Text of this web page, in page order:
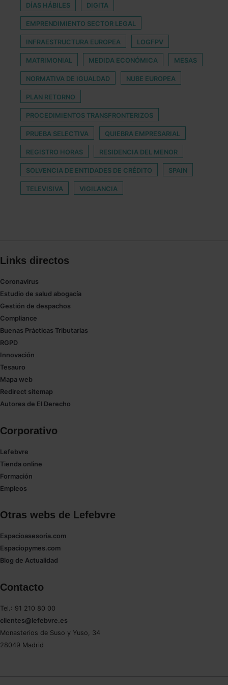
DÍAS HÁBILES DIGITA
EMPRENDIMIENTO SECTOR LEGAL
INFRAESTRUCTURA EUROPEA LOGFPV
MATRIMONIAL MEDIDA ECONÓMICA MESAS
NORMATIVA DE IGUALDAD NUBE EUROPEA
PLAN RETORNO
PROCEDIMIENTOS TRANSFRONTERIZOS
PRUEBA SELECTIVA QUIEBRA EMPRESARIAL
REGISTRO HORAS RESIDENCIA DEL MENOR
SOLVENCIA DE ENTIDADES DE CRÉDITO SPAIN
TELEVISIVA VIGILANCIA
Links directos
Coronavirus
Estudio de salud abogacía
Gestión de despachos
Compliance
Buenas Prácticas Tributarias
RGPD
Innovación
Tesauro
Mapa web
Redirect sitemap
Autores de El Derecho
Corporativo
Lefebvre
Tienda online
Formación
Empleos
Otras webs de Lefebvre
Espacioasesoria.com
Espaciopymes.com
Blog de Actualidad
Contacto
Tel.: 91 210 80 00
clientes@lefebvre.es
Monasterios de Suso y Yuso, 34
28049 Madrid